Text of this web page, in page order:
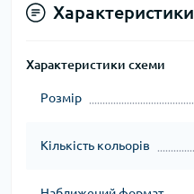
Характеристики
Характеристики схеми
Розмір
Кількість кольорів